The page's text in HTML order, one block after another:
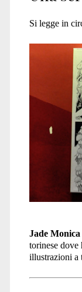
Si legge in
Jade Monica
torinese dove
illustrazioni a